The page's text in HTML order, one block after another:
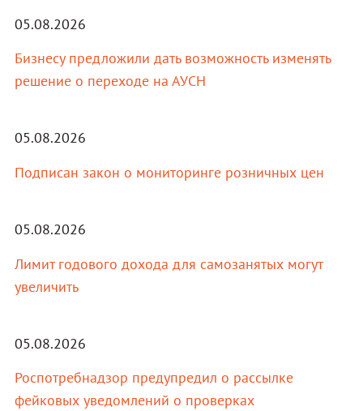
05.08.2026
Бизнесу предложили дать возможность изменять
решение о переходе на АУСН
05.08.2026
Подписан закон о мониторинге розничных цен
05.08.2026
Лимит годового дохода для самозанятых могут
увеличить
05.08.2026
Роспотребнадзор предупредил о рассылке
фейковых уведомлений о проверках